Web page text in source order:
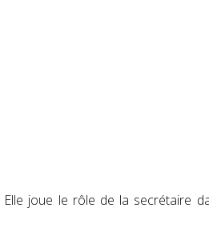
Elle joue le rôle de la secrétaire